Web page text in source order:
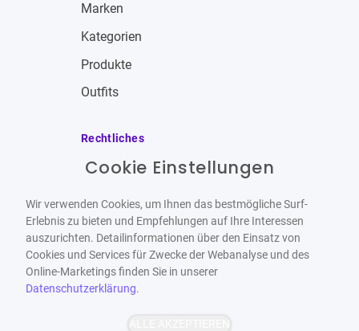
Marken
Kategorien
Produkte
Outfits
Rechtliches
Impressum
Datenschutzbestimmungen
Widerrufsbelehrung
Cookie Einstellungen
Wir verwenden Cookies, um Ihnen das bestmögliche Surf-
Erlebnis zu bieten und Empfehlungen auf Ihre Interessen
auszurichten. Detailinformationen über den Einsatz von
Cookies und Services für Zwecke der Webanalyse und des
Online-Marketings finden Sie in unserer
Datenschutzerklärung.
ALLE AKZEPTIEREN